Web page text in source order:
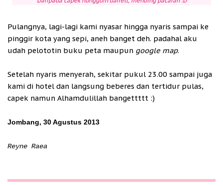
Pulangnya, lagi-lagi kami nyasar hingga nyaris sampai ke
pinggir kota yang sepi, aneh banget deh. padahal aku
udah pelototin buku peta maupun google map.
Setelah nyaris menyerah, sekitar pukul 23.00 sampai juga
kami di hotel dan langsung beberes dan tertidur pulas,
capek namun Alhamdulillah bangettttt :)
Jombang, 30 Agustus 2013
Reyne Raea